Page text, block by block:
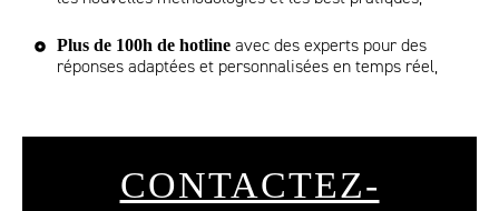
Plus de 100h de hotline avec des experts pour des
réponses adaptées et personnalisées en temps réel,
CONTACTEZ-